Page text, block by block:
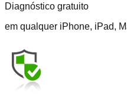
Diagnóstico gratuito
em qualquer iPhone, iPad,